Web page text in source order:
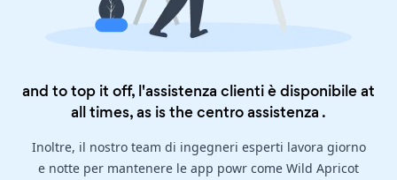
and to top it off, l'assistenza clienti è disponibile at
all times, as is thecentro assistenza .
Inoltre, il nostro team di ingegneri esperti lavora giorno
e notte per mantenere le app powr come Wild Apricot